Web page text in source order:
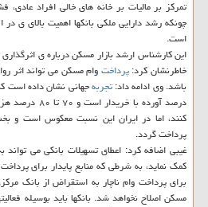
تمرکز بر مالیات بر خانه های خالی افراد
چونکه رشد دارایی ملکی بانکها اهمیت بالای ی
است.
این کارشناس ارشد بازار مسکن درباره ی
خاطرنشان کرد:پرداختوام مسکن می تواند اثر
باشد. وی ادامه داد:تجربه
درصد آورده با
کنند، اما در ایران این نسبت معکوس است و
پرداخت گردد.
غیبی اضافه کرد: اعطای تسهیلات بانکی می تواند
کمک نماید، به شرطی که منابع پایدار برای
برای پرداخت وام ناچار به استقراض از بانک
مسکن اصلاح نخواهد شد. بانکها باید بوسیله